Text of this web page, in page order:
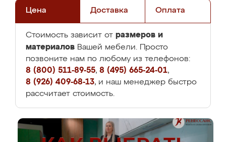
Цена Доставка Оплата
Стоимость зависит от размеров и
материалов Вашей мебели. Просто
позвоните нам по любому из телефонов:
8 (800) 511-89-55, 8 (495) 665-24-01,
8 (926) 409-68-13, и наш менеджер быстро
рассчитает стоимость.